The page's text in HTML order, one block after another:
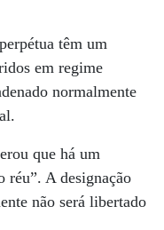
têm um
em regime
normalmente
que há um
réu”. A designação
não será libertado